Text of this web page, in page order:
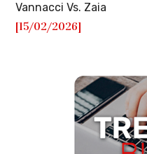
Vannacci Vs. Zaia
[15/02/2026]